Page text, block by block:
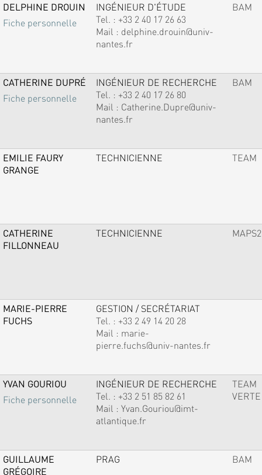
DELPHINE DROUIN
Fiche personnelle
INGÉNIEUR D'ÉTUDE
Tel. : +33 2 40 17 26 63
Mail : delphine.drouin@univ-
nantes.fr
BAM
CATHERINE DUPRÉ
Fiche personnelle
INGÉNIEUR DE RECHERCHE
Tel. : +33 2 40 17 26 80
Mail : Catherine.Dupre@univ-
nantes.fr
BAM
EMILIE FAURY
GRANGE
TECHNICIENNE TEAM
CATHERINE
FILLONNEAU
TECHNICIENNE MAPS2
MARIE-PIERRE
FUCHS
GESTION / SECRÉTARIAT
Tel. : +33 2 49 14 20 28
Mail : marie-
pierre.fuchs@univ-nantes.fr
YVAN GOURIOU
Fiche personnelle
INGÉNIEUR DE RECHERCHE
Tel. : +33 2 51 85 82 61
Mail : Yvan.Gouriou@imt-
atlantique.fr
TEAM
VERTE
GUILLAUME
GRÉGOIRE
PRAG BAM